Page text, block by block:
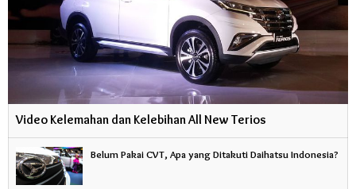
Video Kelemahan dan Kelebihan All New Terios
Belum Pakai CVT, Apa yang Ditakuti Daihatsu Indonesia?